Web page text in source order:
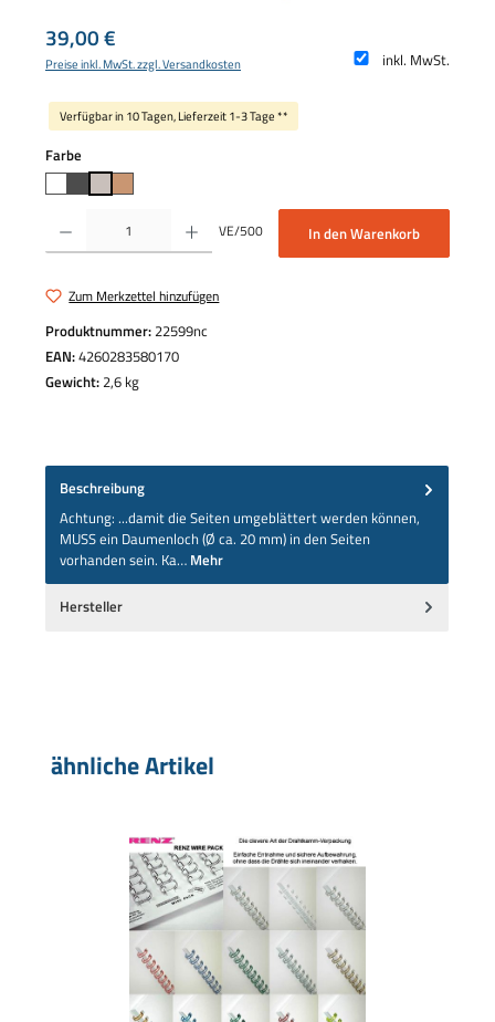
Regulärer Preis:
39,00 €
inkl. MwSt.
Preise inkl. MwSt. zzgl. Versandkosten
Verfügbar in 10 Tagen, Lieferzeit 1-3 Tage **
Farbe
Produkt Anzahl: Gib den gewünschten Wert ein oder benutze die Schaltflächen um
VE/500 In den Warenkorb
Zum Merkzettel hinzufügen
Produktnummer:22599nc
EAN:4260283580170
Gewicht:2,6 kg
Beschreibung
Achtung: ...damit die Seiten umgeblättert werden können,
MUSS ein Daumenloch (Ø ca. 20 mm) in den Seiten
vorhanden sein. Ka… Mehr
Hersteller
Produktgalerie überspringen
ähnliche Artikel